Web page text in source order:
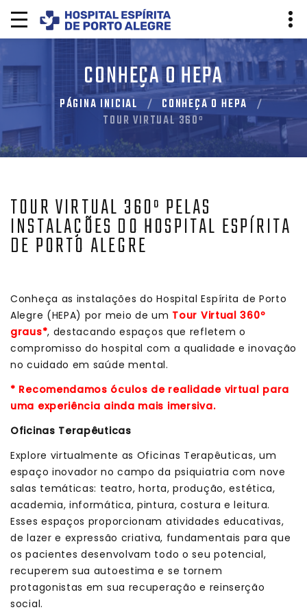
CONHEÇA O HEPA
PÁGINA INICIAL
CONHEÇA O HEPA
TOUR VIRTUAL 360º
TOUR VIRTUAL 360º PELAS
INSTALAÇÕES DO HOSPITAL ESPÍRITA
DE PORTO ALEGRE
Conheça as instalações do Hospital Espírita de Porto
Alegre (HEPA) por meio de um Tour Virtual 360º
graus*, destacando espaços que refletem o
compromisso do hospital com a qualidade e inovação
no cuidado em saúde mental.
* Recomendamos óculos de realidade virtual para
uma experiência ainda mais imersiva.
Oficinas Terapêuticas
Explore virtualmente as Oficinas Terapêuticas, um
espaço inovador no campo da psiquiatria com nove
salas temáticas: teatro, horta, produção, estética,
academia, informática, pintura, costura e leitura.
Esses espaços proporcionam atividades educativas,
de lazer e expressão criativa, fundamentais para que
os pacientes desenvolvam todo o seu potencial,
recuperem sua autoestima e se tornem
protagonistas em sua recuperação e reinserção
social.